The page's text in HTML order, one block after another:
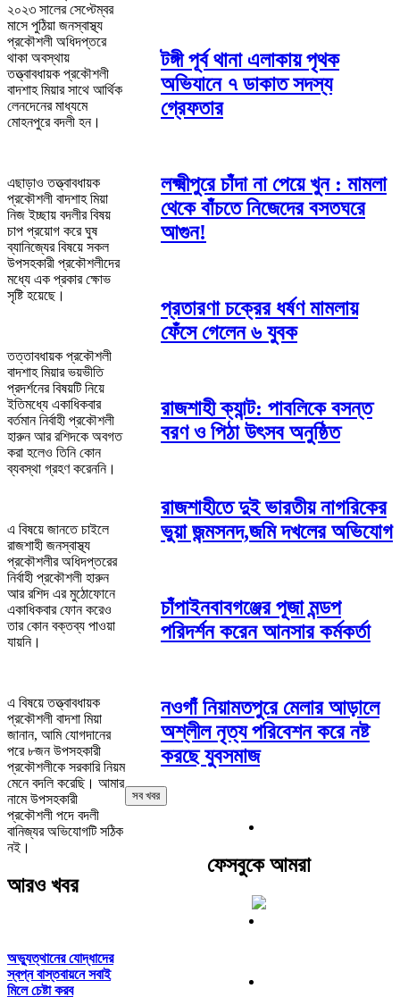
২০২৩ সালের সেপ্টেম্বর
মাসে পুঠিয়া জনস্বাস্থ্য
প্রকৌশলী অধিদপ্তরে
থাকা অবস্থায়
তত্ত্বাবধায়ক প্রকৌশলী
বাদশাহ মিয়ার সাথে আর্থিক
লেনদেনের মাধ্যমে
মোহনপুরে বদলী হন।
এছাড়াও তত্ত্বাবধায়ক
প্রকৌশলী বাদশাহ মিয়া
নিজ ইচ্ছায় বদলীর বিষয়
চাপ প্রয়োগ করে ঘুষ
ব্যানিজ্যের বিষয়ে সকল
উপসহকারী প্রকৌশলীদের
মধ্যে এক প্রকার ক্ষোভ
সৃষ্টি হয়েছে।
তত্তাবধায়ক প্রকৌশলী
বাদশাহ মিয়ার ভয়ভীতি
প্রদর্শনের বিষয়টি নিয়ে
ইতিমধ্যে একাধিকবার
বর্তমান নির্বাহী প্রকৌশলী
হারুন আর রশিদকে অবগত
করা হলেও তিনি কোন
ব্যবস্থা গ্রহণ করেননি।
এ বিষয়ে জানতে চাইলে
রাজশাহী জনস্বাস্থ্য
প্রকৌশলীর অধিদপ্তরের
নির্বাহী প্রকৌশলী হারুন
আর রশিদ এর মুঠোফোনে
একাধিকবার ফোন করেও
তার কোন বক্তব্য পাওয়া
যায়নি।
এ বিষয়ে তত্ত্বাবধায়ক
প্রকৌশলী বাদশা মিয়া
জানান, আমি যোগদানের
পরে ৮জন উপসহকারী
প্রকৌশলীকে সরকারি নিয়ম
মেনে বদলি করেছি। আমার
নামে উপসহকারী
প্রকৌশলী পদে বদলী
বানিজ্যর অভিযোগটি সঠিক
নই।
আরও খবর
অভ্যুত্থানের যোদ্ধাদের
স্বপ্ন বাস্তবায়নে সবাই
মিলে চেষ্টা করব
টঙ্গী পূর্ব থানা এলাকায় পৃথক
অভিযানে ৭ ডাকাত সদস্য
গ্রেফতার
লক্ষ্মীপুরে চাঁদা না পেয়ে খুন : মামলা
থেকে বাঁচতে নিজেদের বসতঘরে
আগুন!
প্রতারণা চক্রের ধর্ষণ মামলায়
ফেঁসে গেলেন ৬ যুবক
রাজশাহী ক্যান্ট: পাবলিকে বসন্ত
বরণ ও পিঠা উৎসব অনুষ্ঠিত
রাজশাহীতে দুই ভারতীয় নাগরিকের
ভুয়া জন্মসনদ,জমি দখলের অভিযোগ
চাঁপাইনবাবগঞ্জের পূজা মন্ডপ
পরিদর্শন করেন আনসার কর্মকর্তা
নওগাঁ নিয়ামতপুরে মেলার আড়ালে
অশ্লীল নৃত্য পরিবেশন করে নষ্ট
করছে যুবসমাজ
সব খবর
ফেসবুকে আমরা